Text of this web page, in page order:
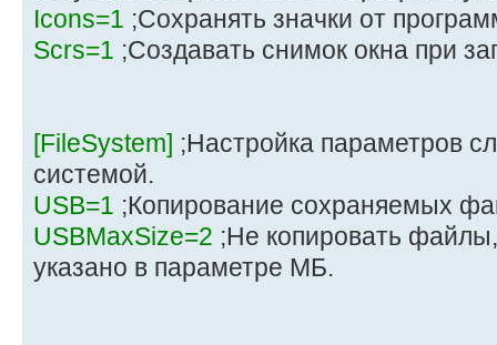
Icons=1 ;Сохранять значки от
Scrs=1 ;Создавать снимок окна при
[FileSystem] ;Настройка параметров
системой.
USB=1 ;Копирование сохраняемых
USBMaxSize=2 ;Не копировать
указано в параметре МБ.